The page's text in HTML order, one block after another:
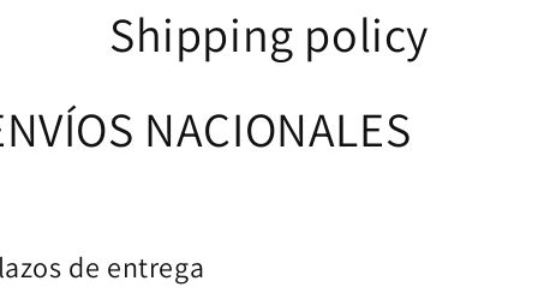
Shipping policy
NACIONALES
de entrega